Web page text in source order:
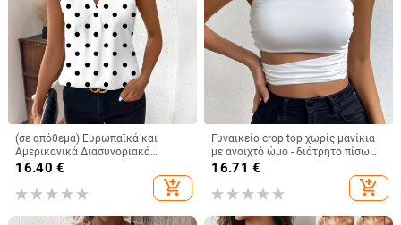
(σε απόθεμα) Ευρωπαϊκά και
Αμερικανικά Διασυνοριακά
Γυναικεία Ρούχα Amazon Νέο
Μοντέρνο Αμάνικο Μπλούζα
16.40 €
add_shopping_cart
Γυναικείο crop top χωρίς μανίκια
με ανοιχτό ώμο - διάτρητο πίσω
σχέδιο, άνετη γραμμή, κοντό
μήκος, μίξη πολυεστέρα-ελαστάν
16.71 €
add_shopping_cart